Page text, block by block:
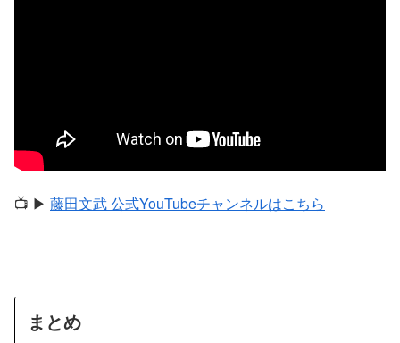
📺 ▶︎ 藤田文武 公式YouTubeチャンネルはこちら
まとめ